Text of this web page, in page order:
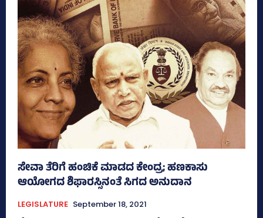
ಸೇವಾ ತೆರಿಗೆ ಹಂಚಿಕೆ ಮಾಡದ ಕೇಂದ್ರ; ಹಣಕಾಸು
ಆಯೋಗದ ಶಿಫಾರಸ್ಸಿನಂತೆ ಸಿಗದ ಅನುದಾನ
LEGISLATURE September 18, 2021